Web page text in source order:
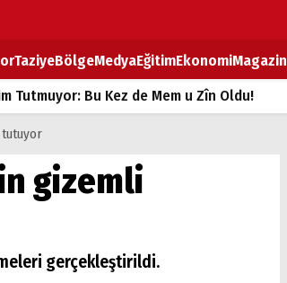
TaziyeBölgeMedyaEğitimEkonomiMagazin
Tutmuyor: Bu Kez de Mem u Zîn Oldu!
Zam
ağır yük
tutuyor
gizemli
gerçekleştirildi.